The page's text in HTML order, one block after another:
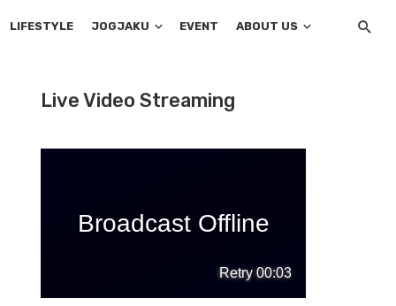
LIFESTYLE JOGJAKU EVENT ABOUT US
Live Video Streaming